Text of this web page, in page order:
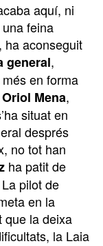
aquí, ni
feina
ha aconseguit
general,
en forma
Oriol Mena,
situat en
després
no tot han
ha patit de
pilot de
en la
que la deixa
la Laia